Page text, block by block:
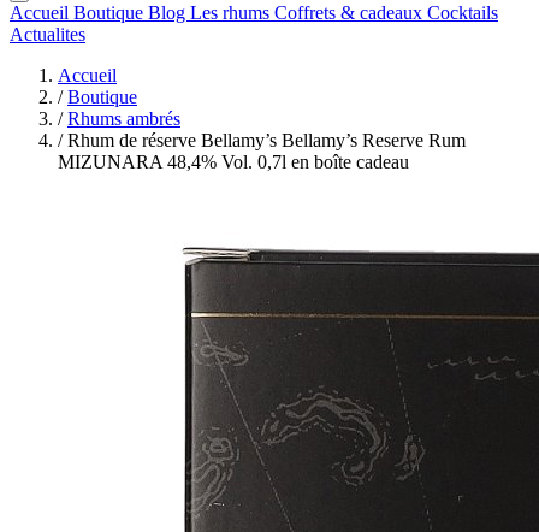
Accueil Boutique Blog Les rhums Coffrets & cadeaux Cocktails
Actualites
Accueil
/ Boutique
/ Rhums ambrés
/ Rhum de réserve Bellamy’s Bellamy’s Reserve Rum
MIZUNARA 48,4% Vol. 0,7l en boîte cadeau